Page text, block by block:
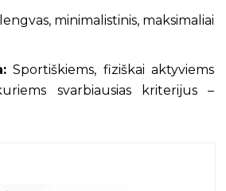
minimalistinis, maksimaliai
Sportiškiems, fiziškai aktyviems
svarbiausias kriterijus –